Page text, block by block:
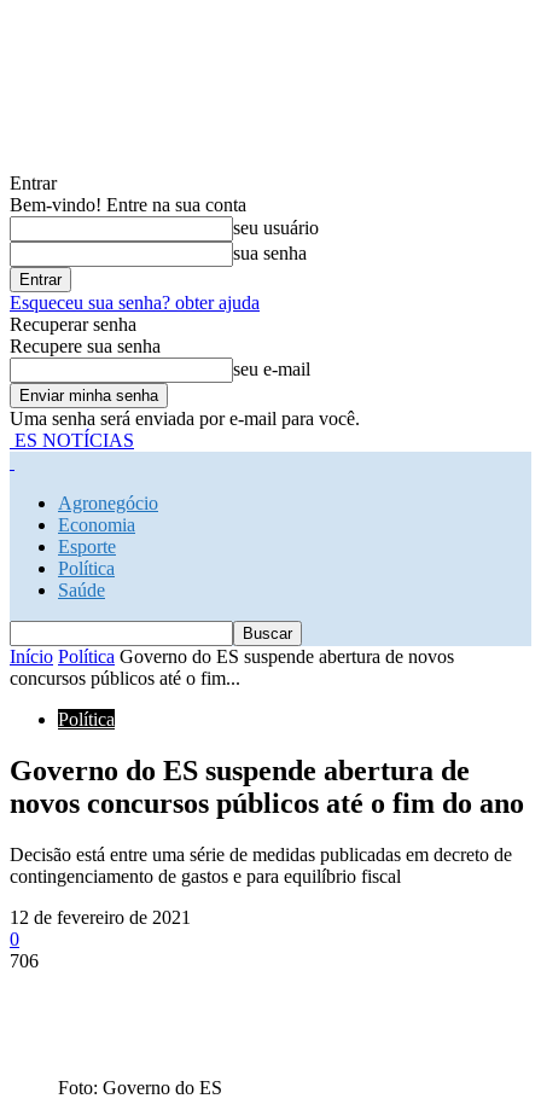
Entrar
Bem-vindo! Entre na sua conta
seu usuário
sua senha
Esqueceu sua senha? obter ajuda
Recuperar senha
Recupere sua senha
seu e-mail
Uma senha será enviada por e-mail para você.
ES NOTÍCIAS
Agronegócio
Economia
Esporte
Política
Saúde
Início Política Governo do ES suspende abertura de novos
concursos públicos até o fim...
Política
Governo do ES suspende abertura de
novos concursos públicos até o fim do ano
Decisão está entre uma série de medidas publicadas em decreto de
contingenciamento de gastos e para equilíbrio fiscal
12 de fevereiro de 2021
0
706
Foto: Governo do ES